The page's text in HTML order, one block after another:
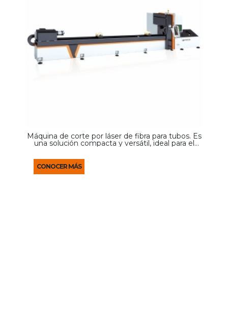
Máquina de corte por láser de fibra para tubos. Es
una solución compacta y versátil, ideal para el
ofreciendo una amplia variedad de cortes con alta
CONOCER MÁS